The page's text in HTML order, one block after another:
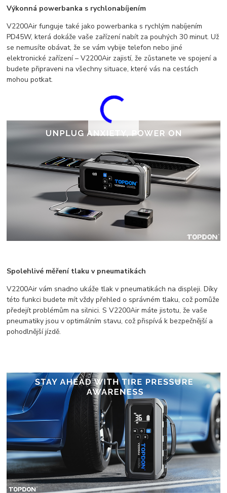
Výkonná powerbanka s rychlonabíjením
V2200Air funguje také jako powerbanka s rychlým nabíjením
PD45W, která dokáže vaše zařízení nabít za pouhých 30 minut. Už
se nemusíte obávat, že se vám vybije telefon nebo jiné
elektronické zařízení – V2200Air zajistí, že zůstanete ve spojení a
budete připraveni na všechny situace, které vás na cestách
mohou potkat.
Spolehlivé měření tlaku v pneumatikách
V2200Air vám snadno ukáže tlak v pneumatikách na displeji. Díky
této funkci budete mít vždy přehled o správném tlaku, což pomůže
předejít problémům na silnici. S V2200Air máte jistotu, že vaše
pneumatiky jsou v optimálním stavu, což přispívá k bezpečnější a
pohodlnější jízdě.